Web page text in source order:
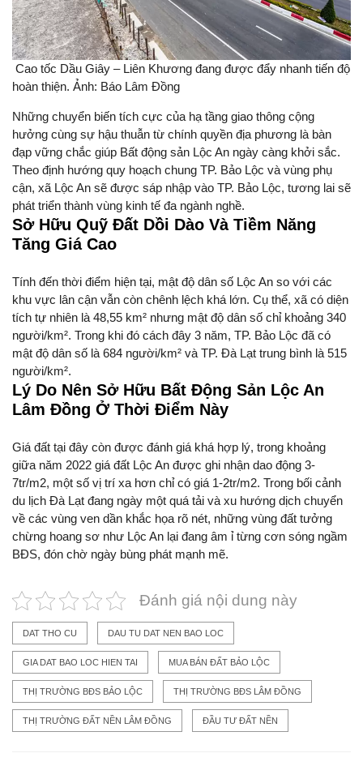
Cao tốc Dầu Giây – Liên Khương đang được đẩy nhanh tiến độ
hoàn thiện. Ảnh: Báo Lâm Đồng
Những chuyển biến tích cực của hạ tầng giao thông cộng
hưởng cùng sự hậu thuẫn từ chính quyền địa phương là bàn
đạp vững chắc giúp Bất động sản Lộc An ngày càng khởi sắc.
Theo định hướng quy hoạch chung TP. Bảo Lộc và vùng phụ
cận, xã Lộc An sẽ được sáp nhập vào TP. Bảo Lộc, tương lai sẽ
phát triển thành vùng kinh tế đa ngành nghề.
Sở Hữu Quỹ Đất Dồi Dào Và Tiềm Năng
Tăng Giá Cao
Tính đến thời điểm hiện tại, mật độ dân số Lộc An so với các
khu vực lân cận vẫn còn chênh lệch khá lớn. Cụ thể, xã có diện
tích tự nhiên là 48,55 km² nhưng mật độ dân số chỉ khoảng 340
người/km². Trong khi đó cách đây 3 năm, TP. Bảo Lộc đã có
mật độ dân số là 684 người/km² và TP. Đà Lạt trung bình là 515
người/km².
Lý Do Nên Sở Hữu Bất Động Sản Lộc An
Lâm Đồng Ở Thời Điểm Này
Giá đất tại đây còn được đánh giá khá hợp lý, trong khoảng
giữa năm 2022 giá đất Lộc An được ghi nhận dao động 3-
7tr/m2, một số vị trí xa hơn chỉ có giá 1-2tr/m2. Trong bối cảnh
du lịch Đà Lạt đang ngày một quá tải và xu hướng dịch chuyển
về các vùng ven dần khắc họa rõ nét, những vùng đất tưởng
chừng hoang sơ như Lộc An lại đang âm ỉ từng cơn sóng ngầm
BĐS, đón chờ ngày bùng phát mạnh mẽ.
Đánh giá nội dung này
DAT THO CU DAU TU DAT NEN BAO LOC
GIA DAT BAO LOC HIEN TAI MUA BÁN ĐẤT BẢO LỘC
THỊ TRƯỜNG BĐS BẢO LỘC THỊ TRƯỜNG BĐS LÂM ĐỒNG
THỊ TRƯỜNG ĐẤT NỀN LÂM ĐỒNG ĐẦU TƯ ĐẤT NỀN